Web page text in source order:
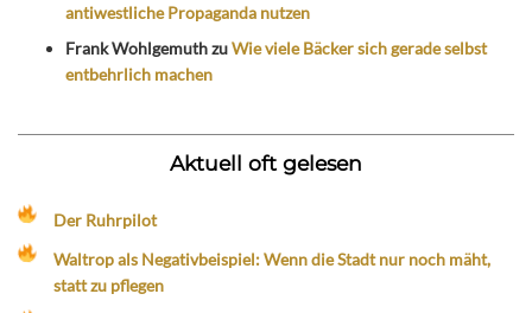
antiwestliche Propaganda nutzen
Frank WohlgemuthzuWie viele Bäcker sich gerade selbst
entbehrlich machen
Aktuell oft gelesen
Der Ruhrpilot
Waltrop als Negativbeispiel: Wenn die Stadt nur noch mäht,
statt zu pflegen